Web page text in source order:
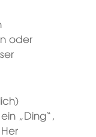
oder
„Ding“,